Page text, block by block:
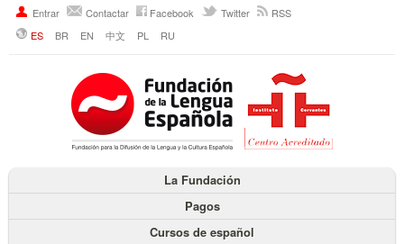
Entrar Contactar Facebook Twitter
RSS
ES
BR EN 中文 PL RU
La Fundación
Pagos
Cursos de español